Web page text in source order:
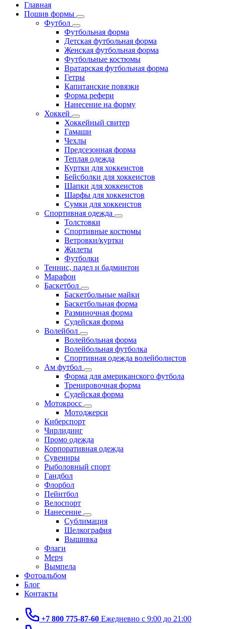
Главная
Пошив формы
Футбол
Футбольная форма
Детская футбольная форма
Женская футбольная форма
Футбольные костюмы
Вратарская футбольная форма
Гетры
Капитанские повязки
Форма рефери
Нанесение на форму
Хоккей
Хоккейный свитер
Гамаши
Чехлы
Предсезонная форма
Теплая одежда
Куртки для хоккеистов
Бейсболки для хоккеистов
Шапки для хоккеистов
Шарфы для хоккеистов
Сумки для хоккеистов
Спортивная одежда
Толстовки
Спортивные костюмы
Ветровки/куртки
Жилеты
Футболки
Теннис, падел и бадминтон
Марафон
Баскетбол
Баскетбольные майки
Баскетбольная форма
Разминочная форма
Судейская форма
Волейбол
Волейбольная форма
Волейбольная футболка
Спортивная одежда волейболистов
Ам футбол
Форма для американского футбола
Тренировочная форма
Судейская форма
Мотокросс
Мотоджерси
Киберспорт
Чирлидинг
Промо одежда
Корпоративная одежда
Сувениры
Рыболовный спорт
Гандбол
Флорбол
Пейнтбол
Велоспорт
Нанесение
Сублимация
Шелкография
Вышивка
Флаги
Мерч
Вымпела
Фотоальбом
Блог
Контакты
+7 800 775-87-60 Ежедневно с 9:00 до 21:00